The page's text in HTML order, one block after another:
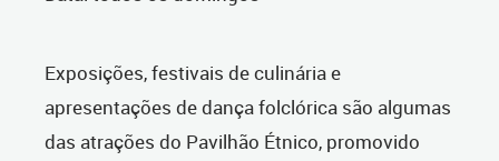
Exposições, festivais de culinária e
apresentações de dança folclórica são algumas
das atrações do Pavilhão Étnico, promovido